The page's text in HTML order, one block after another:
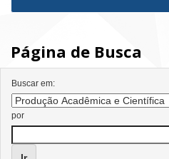
Página de Busca
Buscar em:
por